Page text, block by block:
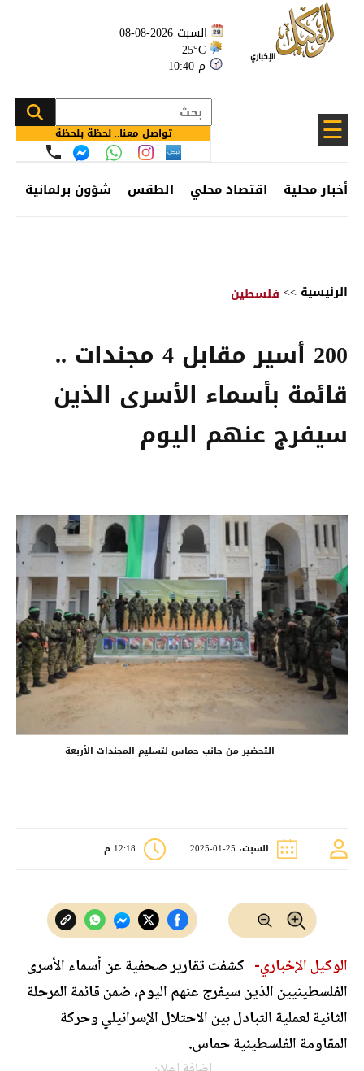
السبت 2026-08-08
25°C
10:40 م
☰ تواصل معنا.. لحظة بلحظة
أخبار محلية اقتصاد محلي الطقس شؤون برلمانية
الرئيسية >> فلسطين
200 أسير مقابل 4 مجندات ..
قائمة بأسماء الأسرى الذين
سيفرج عنهم اليوم
التحضير من جانب حماس لتسليم المجندات الأربعة
السبت، 25-01-2025 12:18 م
الوكيل الإخباري- كشفت تقارير صحفية عن أسماء الأسرى
الفلسطينيين الذين سيفرج عنهم اليوم، ضمن قائمة المرحلة
الثانية لعملية التبادل بين الاحتلال الإسرائيلي وحركة
المقاومة الفلسطينية حماس.